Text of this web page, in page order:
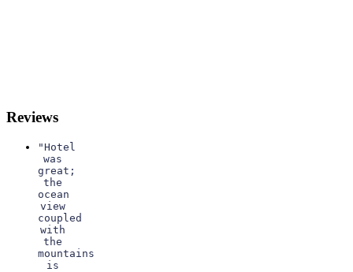
Reviews
"Hotel
was
great;
the
ocean
view
coupled
with
the
mountains
is